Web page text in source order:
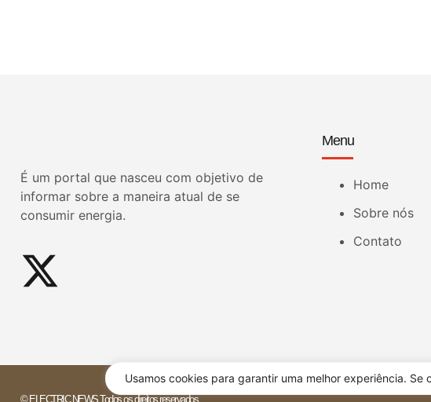
Usamos cookies para garantir uma melhor experiência.
É um portal que nasceu com objetivo de
informar sobre a maneira atual de se
consumir energia.
Menu
Home
Sobre nós
Contato
© ELECTRIC NEWS Todos os direitos reservados